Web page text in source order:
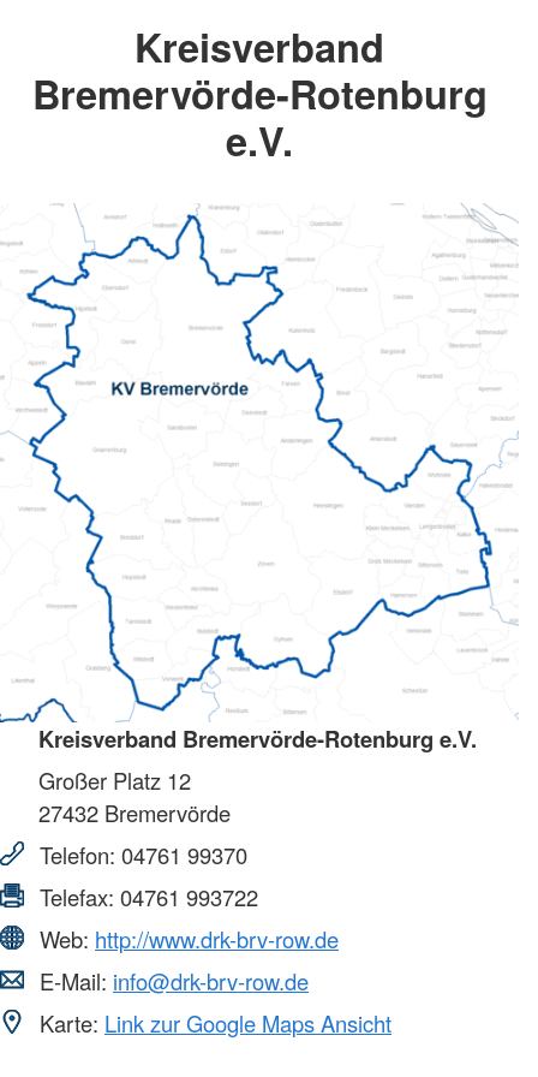
Kreisverband
Bremervörde-Rotenburg
e.V.
Kreisverband Bremervörde-Rotenburg e.V.
Großer Platz 12
27432 Bremervörde
Telefon: 04761 99370
Telefax: 04761 993722
Web: http://www.drk-brv-row.de
E-Mail: info@drk-brv-row.de
Karte: Link zur Google Maps Ansicht